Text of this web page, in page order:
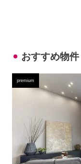
おすすめ物件
premium